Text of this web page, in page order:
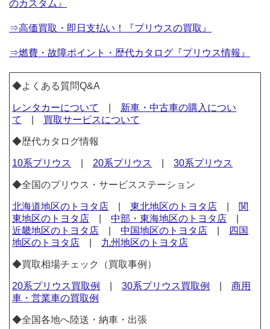
のカスタム』
⇒高価買取・即日支払い！『プリウスの買取』
⇒燃費・故障ポイント・歴代カタログ『プリウス情報』
◆よくある質問Q&A
レンタカーについて
新車・中古車の購入につい
て
買取サービスについて
◆歴代カタログ情報
10系プリウス 20系プリウス |30系プリウス
◆全国のプリウス・サービスステーション
北海道地区のトヨタ店 |東北地区のトヨタ店
関
東地区のトヨタ店 |中部・東海地区のトヨタ店
近畿地区のトヨタ店 |中国地区のトヨタ店
四国
地区のトヨタ店
九州地区のトヨタ店
◆買取相場チェック（買取事例）
20系プリウス買取例 |30系プリウス買取例 |商用
車・営業車の買取例
◆全国各地へ陸送・納車・出張